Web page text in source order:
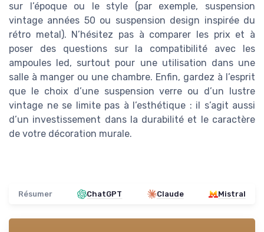
sur l’époque ou le style (par exemple, suspension
vintage années 50 ou suspension design inspirée du
rétro metal). N’hésitez pas à comparer les prix et à
poser des questions sur la compatibilité avec les
ampoules led, surtout pour une utilisation dans une
salle à manger ou une chambre. Enfin, gardez à l’esprit
que le choix d’une suspension verre ou d’un lustre
vintage ne se limite pas à l’esthétique : il s’agit aussi
d’un investissement dans la durabilité et le caractère
de votre décoration murale.
Résumer ChatGPT Claude Mistral